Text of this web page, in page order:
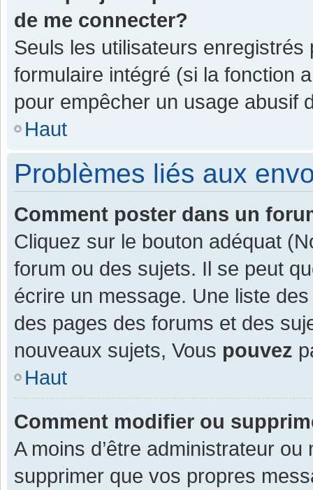
de me connecter?
Seuls les utilisateurs enregistrés
formulaire intégré (si la fonction
pour empêcher un usage abusif
Haut
Problèmes liés aux
Comment poster dans un
Cliquez sur le bouton adéquat
forum ou des sujets. Il se peut
écrire un message. Une liste
des pages des forums et des
nouveaux sujets, Vous pouvez
Haut
Comment modifier ou
A moins d’être administrateur
supprimer que vos propres